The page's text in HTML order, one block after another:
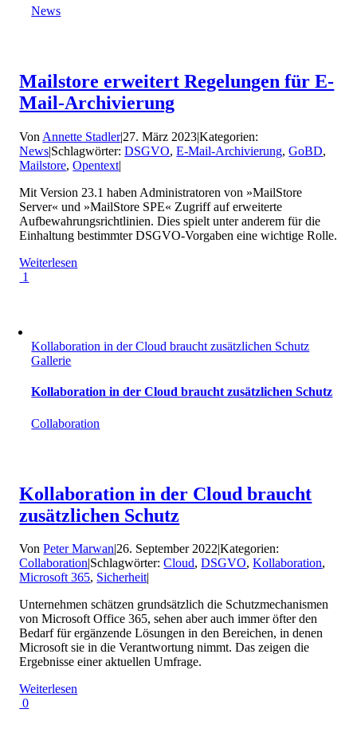
News
Mailstore erweitert Regelungen für E-
Mail-Archivierung
Von Annette Stadler|27. März 2023|Kategorien:
News|Schlagwörter:DSGVO,E-Mail-Archivierung,GoBD,
Mailstore,Opentext|
Mit Version 23.1 haben Administratoren von »MailStore
Server« und »MailStore SPE« Zugriff auf erweiterte
Aufbewahrungsrichtlinien. Dies spielt unter anderem für die
Einhaltung bestimmter DSGVO-Vorgaben eine wichtige Rolle.
Weiterlesen
1
Kollaboration in der Cloud braucht zusätzlichen Schutz
Gallerie
Kollaboration in der Cloud braucht zusätzlichen Schutz
Collaboration
Kollaboration in der Cloud braucht
zusätzlichen Schutz
VonPeter Marwan|26. September 2022|Kategorien:
Collaboration|Schlagwörter:Cloud,DSGVO,Kollaboration,
Microsoft 365, Sicherheit|
Unternehmen schätzen grundsätzlich die Schutzmechanismen
von Microsoft Office 365, sehen aber auch immer öfter den
Bedarf für ergänzende Lösungen in den Bereichen, in denen
Microsoft sie in die Verantwortung nimmt. Das zeigen die
Ergebnisse einer aktuellen Umfrage.
Weiterlesen
0